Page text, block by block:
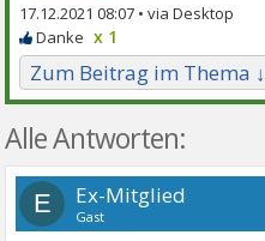
17.12.2021 08:07 •
x 1
Zum Beitrag im Thema ↓
Alle Antworten:
E Ex-Mitglied
Gast